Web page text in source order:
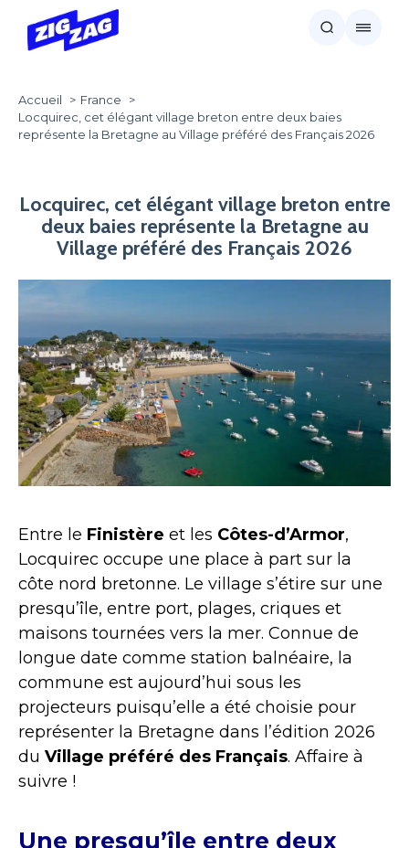
Accueil
France
Locquirec, cet élégant village breton entre deux baies
représente la Bretagne au Village préféré des Français 2026
Locquirec, cet élégant village breton entre
deux baies représente la Bretagne au
Village préféré des Français 2026
Entre le Finistère et les Côtes-d’Armor,
Locquirec occupe une place à part sur la
côte nord bretonne. Le village s’étire sur une
presqu’île, entre port, plages, criques et
maisons tournées vers la mer. Connue de
longue date comme station balnéaire, la
commune est aujourd’hui sous les
projecteurs puisqu’elle a été choisie pour
représenter la Bretagne dans l’édition 2026
du Village préféré des Français. Affaire à
suivre !
Une presqu’île entre deux